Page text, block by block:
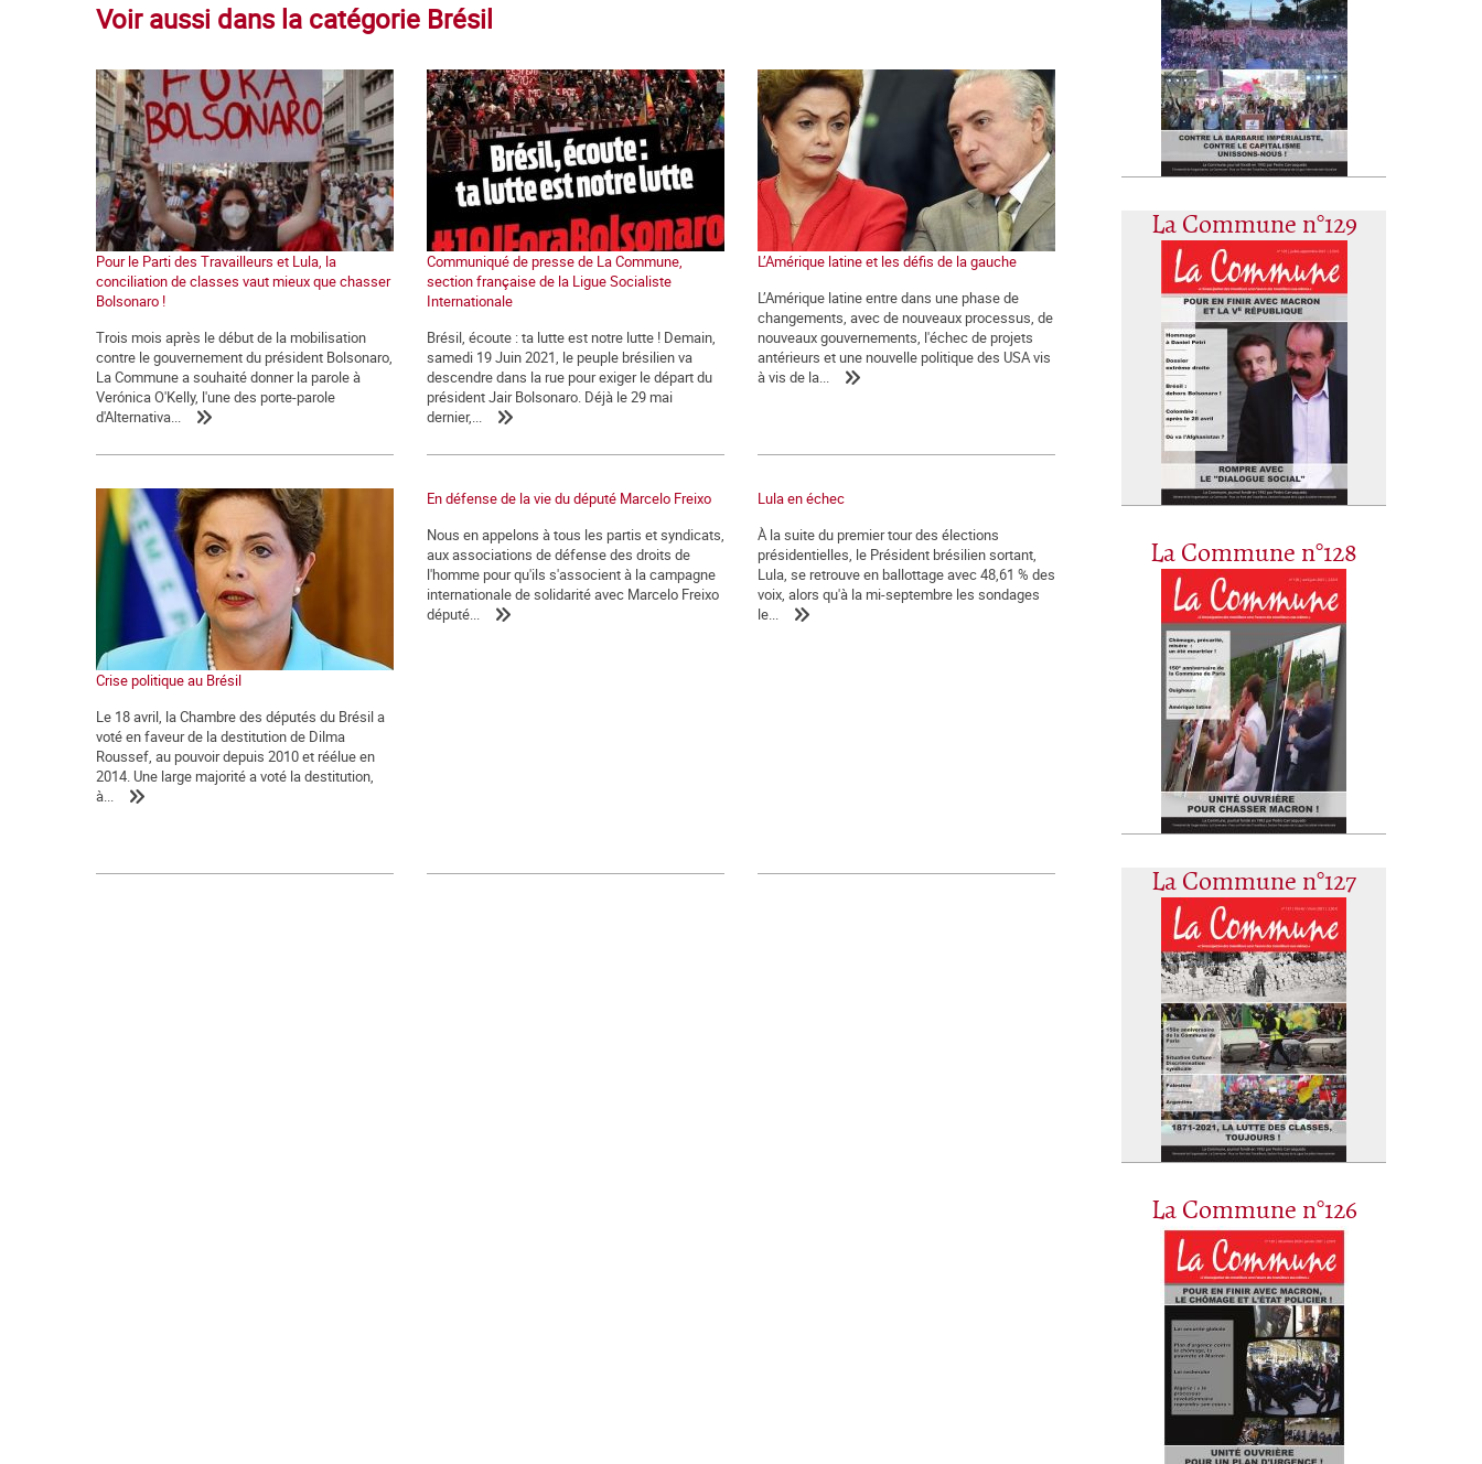
La Commune n°129
La Commune n°128
La Commune n°127
La Commune n°126
Voir aussi dans la catégorie Brésil
Pour le Parti des Travailleurs et Lula, la
conciliation de classes vaut mieux que chasser
Bolsonaro !
Trois mois après le début de la mobilisation
contre le gouvernement du président Bolsonaro,
La Commune a souhaité donner la parole à
Verónica O'Kelly, l'une des porte-parole
d'Alternativa...
Communiqué de presse de La Commune,
section française de la Ligue Socialiste
Internationale
Brésil, écoute : ta lutte est notre lutte ! Demain,
samedi 19 Juin 2021, le peuple brésilien va
descendre dans la rue pour exiger le départ du
président Jair Bolsonaro. Déjà le 29 mai
dernier,...
L’Amérique latine et les défis de la gauche
L’Amérique latine entre dans une phase de
changements, avec de nouveaux processus, de
nouveaux gouvernements, l'échec de projets
antérieurs et une nouvelle politique des USA vis
à vis de la...
Crise politique au Brésil
Le 18 avril, la Chambre des députés du Brésil a
voté en faveur de la destitution de Dilma
Roussef, au pouvoir depuis 2010 et réélue en
2014. Une large majorité a voté la destitution,
à...
En défense de la vie du député Marcelo Freixo
Nous en appelons à tous les partis et syndicats,
aux associations de défense des droits de
l'homme pour qu'ils s'associent à la campagne
internationale de solidarité avec Marcelo Freixo
député...
Lula en échec
À la suite du premier tour des élections
présidentielles, le Président brésilien sortant,
Lula, se retrouve en ballottage avec 48,61 % des
voix, alors qu'à la mi-septembre les sondages
le...